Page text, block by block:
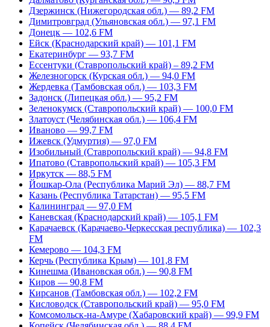
Дзержинск (Нижегородская обл.) — 89,2 FM
Димитровград (Ульяновская обл.) — 97,1 FM
Донецк — 102,6 FM
Ейск (Краснодарский край) — 101,1 FM
Екатеринбург — 93,7 FM
Ессентуки (Ставропольский край) – 89,2 FM
Железногорск (Курская обл.) — 94,0 FM
Жердевка (Тамбовская обл.) — 103,3 FM
Задонск (Липецкая обл.) — 95,2 FM
Зеленокумск (Ставропольский край) — 100,0 FM
Златоуст (Челябинская обл.) — 106,4 FM
Иваново — 99,7 FM
Ижевск (Удмуртия) — 97,0 FM
Изобильный (Ставропольский край) — 94,8 FM
Ипатово (Ставропольский край) — 105,3 FM
Иркутск — 88,5 FM
Йошкар-Ола (Республика Марий Эл) — 88,7 FM
Казань (Республика Татарстан) — 95,5 FM
Калининград — 97,0 FM
Каневская (Краснодарский край) — 105,1 FM
Карачаевск (Карачаево-Черкесская республика) — 102,3
FM
Кемерово — 104,3 FM
Керчь (Республика Крым) — 101,8 FM
Кинешма (Ивановская обл.) — 90,8 FM
Киров — 90,8 FM
Кирсанов (Тамбовская обл.) — 102,2 FM
Кисловодск (Ставропольский край) — 95,0 FM
Комсомольск-на-Амуре (Хабаровский край) — 99,9 FM